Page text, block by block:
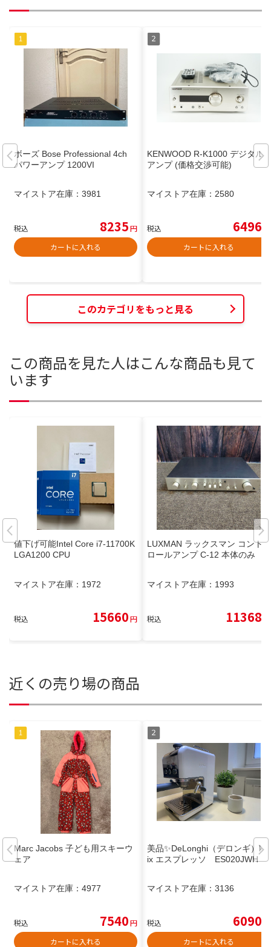
ボーズ Bose Professional 4ch
パワーアンプ 1200VI
マイストア在庫： 3981
税込 8235円
カートに入れる
KENWOOD R-K1000 デジタル
アンプ (価格交渉可能)
マイストア在庫： 2580
税込 6496
カートに入れる
このカテゴリをもっと見る
この商品を見た人はこんな商品も見て
います
値下げ可能Intel Core i7-11700K
LGA1200 CPU
マイストア在庫： 1972
税込 15660円
LUXMAN ラックスマン コント
ロールアンプ C-12 本体のみ
マイストア在庫： 1993
税込 11368
近くの売り場の商品
Marc Jacobs 子ども用スキーウ
ェア
マイストア在庫： 4977
税込 7540円
カートに入れる
美品✨DeLonghi（デロンギ）kM
ix エスプレッソ ES020JWH
マイストア在庫： 3136
税込 6090
カートに入れる